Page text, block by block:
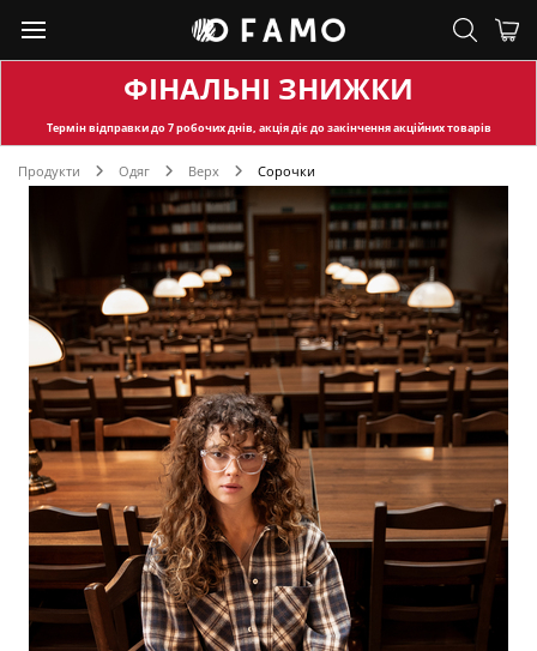
ФІНАЛЬНІ ЗНИЖКИ
Термін відправкидо 7 робочих днів, акція діє до закінчення акційних товарів
Продукти Одяг Верх Сорочки